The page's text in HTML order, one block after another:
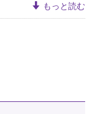
もっと読む